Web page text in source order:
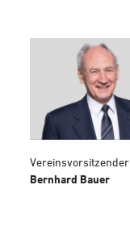
Vereinsvorsitzender
Bernhard Bauer